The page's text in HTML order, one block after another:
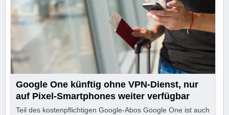
Google One künftig ohne VPN-Dienst, nur
auf Pixel-Smartphones weiter verfügbar
Teil des kostenpflichtigen Google-Abos Google One ist auch